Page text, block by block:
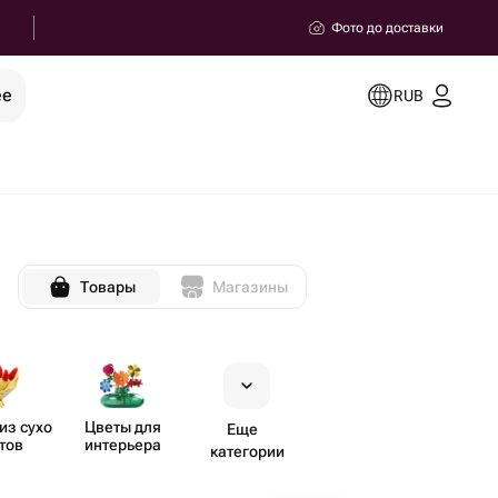
Фото до доставки
RUB
Товары Магазины
сухо​
Цветы для
интерьера
Еще
категории